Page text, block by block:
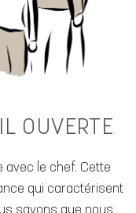
OUVERTE
avec le chef. Cette
qui caractérisent
savons que nous